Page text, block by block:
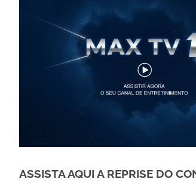
ASSISTA AQUI A REPRISE DO